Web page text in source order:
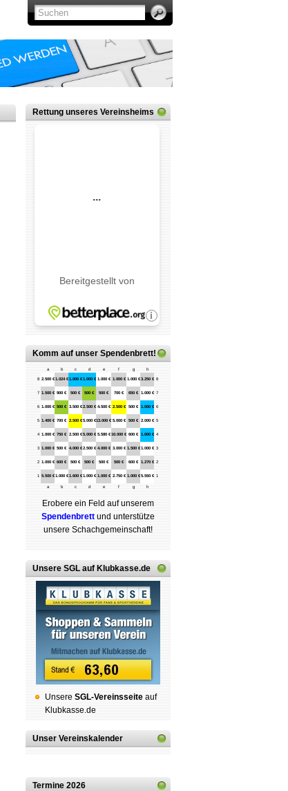
Rettung unseres Vereinsheims
Komm auf unser Spendenbrett!
a b c d e f g h
8 2.500 € 1.024 € 1.000 € 1.000 € 1.000 € 1.000 € 1.000 € 3.250 € 8
7 1.500 € 900 € 500 € 500 € 500 € 700 € 650 € 1.000 € 7
6 1.000 € 500 € 3.500 € 2.500 € 4.500 € 2.500 € 500 € 1.000 € 6
5 1.400 € 700 € 2.500 € 5.000 €13.000 € 5.000 € 500 € 2.000 € 5
4 1.000 € 750 € 2.500 € 5.000 € 5.580 € 10.000 € 600 € 1.000 € 4
3 1.000 € 500 € 4.000 € 2.500 € 4.000 € 3.000 € 1.500 € 1.000 € 3
2 1.000 € 600 € 500 € 500 € 500 € 500 € 600 € 1.270 € 2
1 5.500 € 1.000 € 1.600 € 1.000 € 1.000 € 2.750 € 1.000 € 5.550 € 1
a b c d e f g h
Erobere ein Feld auf unserem
Spenden­brett und unterstütze
unsere Schach­ge­mein­schaft!
Unsere SGL auf Klubkasse.de
Unsere SGL-Ver­eins­sei­te auf
Klubkasse.de
Unser Vereinskalender
Termine 2026